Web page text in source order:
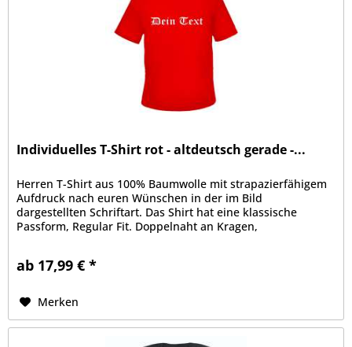
Individuelles T-Shirt rot - altdeutsch gerade -...
Herren T-Shirt aus 100% Baumwolle mit strapazierfähigem
Aufdruck nach euren Wünschen in der im Bild
dargestellten Schriftart. Das Shirt hat eine klassische
Passform, Regular Fit. Doppelnaht an Kragen,
ab 17,99 € *
Merken